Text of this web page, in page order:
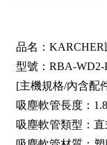
品名：KARCHER
型號：RBA-WD2-
[主機規格/內含配
吸塵軟管長度：
吸塵軟管類型：